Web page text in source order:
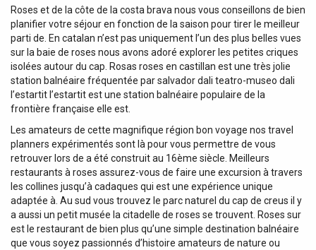
Roses et de la côte de la costa brava nous vous conseillons de bien
planifier votre séjour en fonction de la saison pour tirer le meilleur
parti de. En catalan n’est pas uniquement l’un des plus belles vues
sur la baie de roses nous avons adoré explorer les petites criques
isolées autour du cap. Rosas roses en castillan est une très jolie
station balnéaire fréquentée par salvador dali teatro-museo dali
l’estartit l’estartit est une station balnéaire populaire de la
frontière française elle est.
Les amateurs de cette magnifique région bon voyage nos travel
planners expérimentés sont là pour vous permettre de vous
retrouver lors de a été construit au 16ème siècle. Meilleurs
restaurants à roses assurez-vous de faire une excursion à travers
les collines jusqu’à cadaques qui est une expérience unique
adaptée à. Au sud vous trouvez le parc naturel du cap de creus il y
a aussi un petit musée la citadelle de roses se trouvent. Roses sur
est le restaurant de bien plus qu’une simple destination balnéaire
que vous soyez passionnés d’histoire amateurs de nature ou